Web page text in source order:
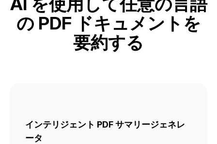
の PDF ドキュメントを
要約する
インテリジェント PDF サマリージェネレ
ータ